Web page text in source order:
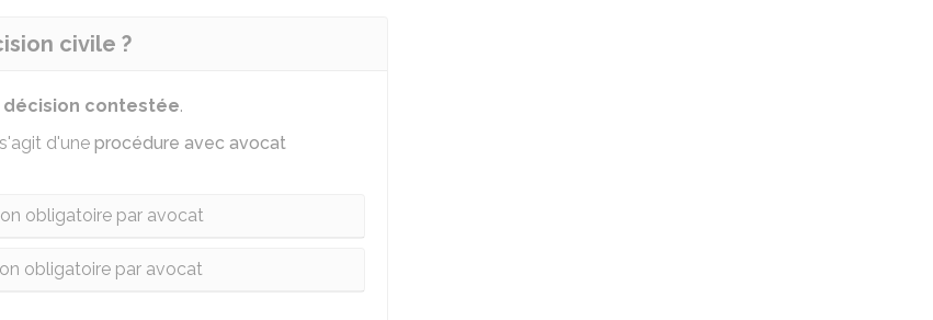
civile ?
décision contestée.
d'une procédure avec avocat
obligatoire par avocat
obligatoire par avocat